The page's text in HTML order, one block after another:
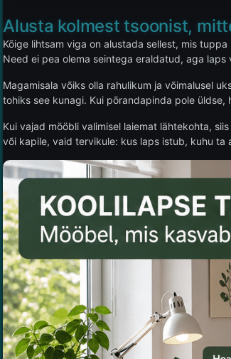
Alusta kolmest tsoonist,
Kõige lihtsam viga on alustada sellest, mis
Need ei pea olema seintega eraldatud, aga
Magamisala võiks olla rahulikum ja võimalusel
tohiks see kunagi. Kui põrandapinda pole
Kui vajad mööbli valimisel laiemat lähtekohta,
või kapile, vaid tervikule: kus laps istub, kuhu